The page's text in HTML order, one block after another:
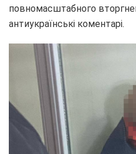
повномасштабного
антиукраїнські коментарі.